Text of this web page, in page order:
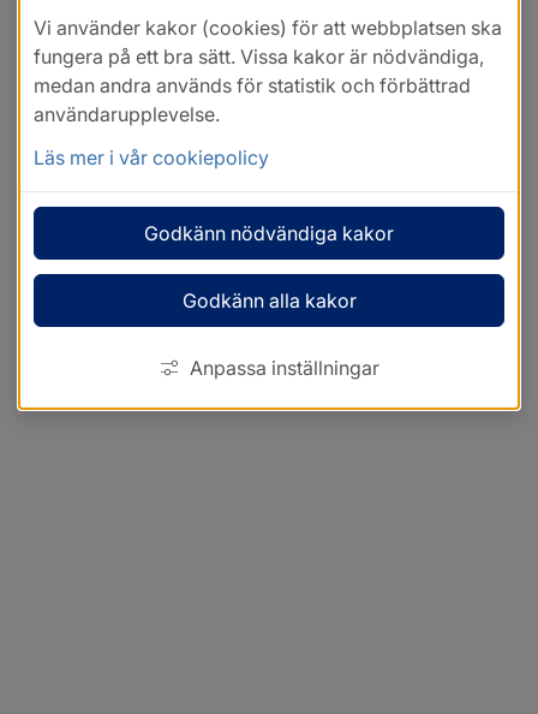
Vi använder kakor (cookies) för att webbplatsen ska
fungera på ett bra sätt. Vissa kakor är nödvändiga,
medan andra används för statistik och förbättrad
användarupplevelse.
Läs mer i vår cookiepolicy
Godkänn nödvändiga kakor
Godkänn alla kakor
Anpassa inställningar